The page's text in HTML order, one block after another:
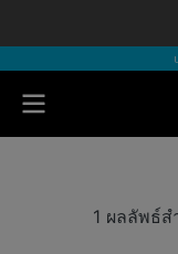
1 ผลลัพธ์ส